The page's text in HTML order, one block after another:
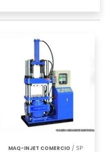
anuciantes a
MAQ-INJET COMERCIO / SP